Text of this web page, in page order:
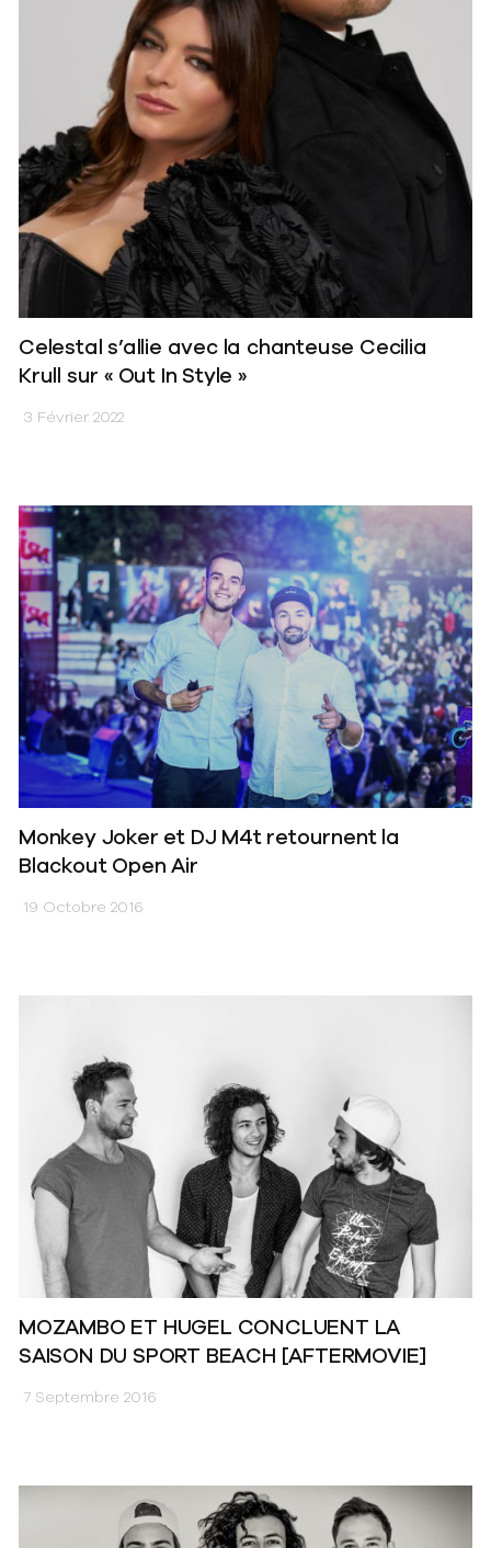
Celestal s’allie avec la chanteuse Cecilia
Krull sur « Out In Style »
3 Février 2022
Monkey Joker et DJ M4t retournent la
Blackout Open Air
19 Octobre 2016
MOZAMBO ET HUGEL CONCLUENT LA
SAISON DU SPORT BEACH [AFTERMOVIE]
7 Septembre 2016